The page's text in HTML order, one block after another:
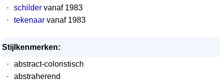
·
schilder vanaf 1983
·
tekenaar vanaf 1983
Stijlkenmerken:
·
abstract-coloristisch
·
abstraherend